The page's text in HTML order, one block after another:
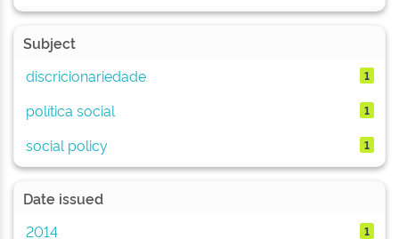
Subject
discricionariedade
1
política social 1
social policy 1
Date issued
2014
1